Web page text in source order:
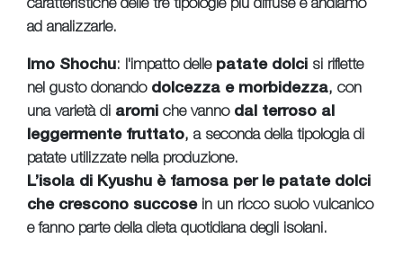
caratteristiche delle tre tipologie più diffuse e andiamo
ad analizzarle.
Imo Shochu: l'impatto delle patate dolci si riflette
nel gusto donandodolcezza e morbidezza, con
una varietà di aromi che vannodal terroso al
leggermente fruttato, a seconda della tipologia di
patate utilizzate nella produzione.
L’isola di Kyushu è famosa per le patate dolci
che crescono succosein un ricco suolo vulcanico
e fanno parte della dieta quotidiana degli isolani.